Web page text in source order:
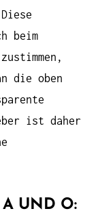
beim
die oben
ist daher
A UND O: